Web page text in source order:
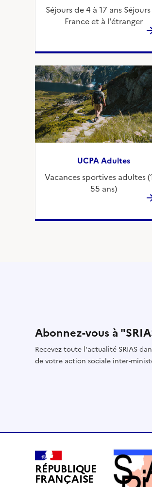
Séjours de 4 à 17 ans
France et à l'étranger
UCPA Adultes
Vacances sportives adultes
55 ans)
Abonnez-vous à
Recevez toute l'actualité SRIAS
de votre action sociale inter-
RÉPUBLIQUE
FRANÇAISE